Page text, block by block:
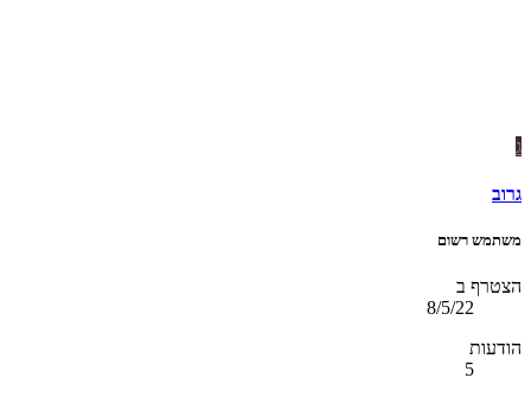
ג
גרוב
משתמש רשום
הצטרף ב
8/5/22
הודעות
5